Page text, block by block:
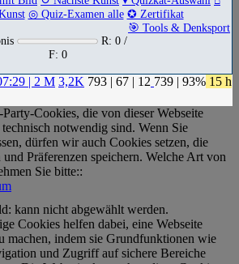
◎ Quiz-Examen alle ✪ Zertifikat
🎯 Tools & Denksport
R: 0 /
F: 0
| 2 M 3,2K 793 | 67 | 12 739 | 93% 15 h
Cookies, die von dieser Webseite
notwendig sind. Wenn Sie
dürfen wir auch Cookies setzen, die
Präferenzen speichern. Welche Art von
Sie bitte::
kann nicht abgewählt werden.
Cookies helfen dabei, eine Webseite
machen, indem sie Grundfunktionen wie
und Zugriff auf sichere Bereiche